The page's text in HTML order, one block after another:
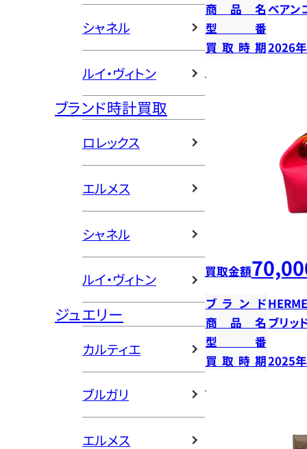
シャネル
ルイ・ヴィトン
ブランド時計買取
ロレックス
エルメス
シャネル
ルイ・ヴィトン
ジュエリー
カルティエ
ブルガリ
エルメス
商品名ベアン
型番
買取時期2026
買取金額
ブランド
商品名 ブリッ
型番
買取時期2025